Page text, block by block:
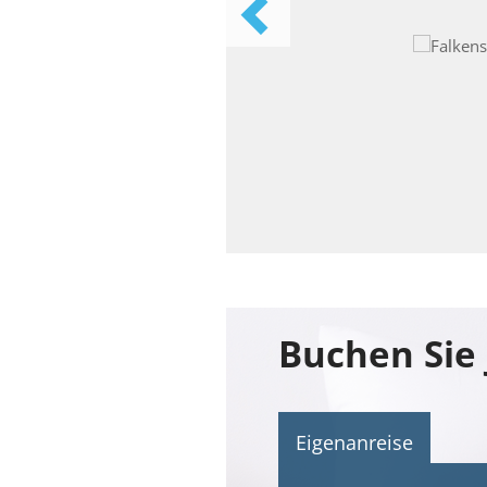
Eigenanreise